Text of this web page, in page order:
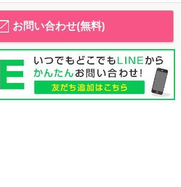
お問い合わせ(無料)